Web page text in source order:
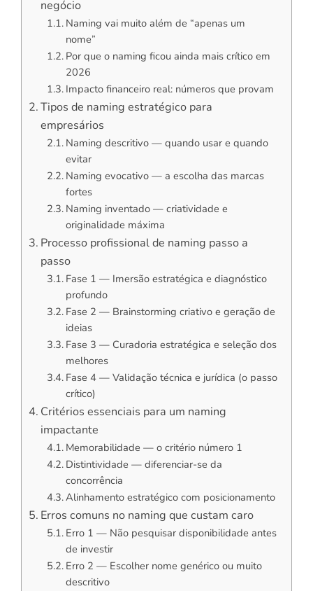
negócio
Naming vai muito além de “apenas um
nome”
Por que o naming ficou ainda mais crítico em
2026
Impacto financeiro real: números que provam
Tipos de naming estratégico para
empresários
Naming descritivo — quando usar e quando
evitar
Naming evocativo — a escolha das marcas
fortes
Naming inventado — criatividade e
originalidade máxima
Processo profissional de naming passo a
passo
Fase 1 — Imersão estratégica e diagnóstico
profundo
Fase 2 — Brainstorming criativo e geração de
ideias
Fase 3 — Curadoria estratégica e seleção dos
melhores
Fase 4 — Validação técnica e jurídica (o passo
crítico)
Critérios essenciais para um naming
impactante
Memorabilidade — o critério número 1
Distintividade — diferenciar-se da
concorrência
Alinhamento estratégico com posicionamento
Erros comuns no naming que custam caro
Erro 1 — Não pesquisar disponibilidade antes
de investir
Erro 2 — Escolher nome genérico ou muito
descritivo